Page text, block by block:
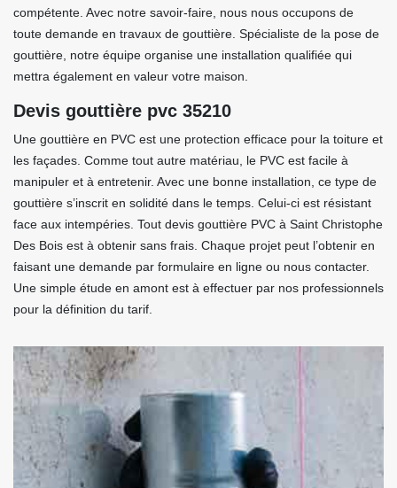
compétente. Avec notre savoir-faire, nous nous occupons de
toute demande en travaux de gouttière. Spécialiste de la pose de
gouttière, notre équipe organise une installation qualifiée qui
mettra également en valeur votre maison.
Devis gouttière pvc 35210
Une gouttière en PVC est une protection efficace pour la toiture et
les façades. Comme tout autre matériau, le PVC est facile à
manipuler et à entretenir. Avec une bonne installation, ce type de
gouttière s’inscrit en solidité dans le temps. Celui-ci est résistant
face aux intempéries. Tout devis gouttière PVC à Saint Christophe
Des Bois est à obtenir sans frais. Chaque projet peut l’obtenir en
faisant une demande par formulaire en ligne ou nous contacter.
Une simple étude en amont est à effectuer par nos professionnels
pour la définition du tarif.